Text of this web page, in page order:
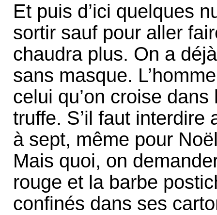
Et puis d’ici quelques
sortir sauf pour aller
chaudra plus. On a
sans masque.
celui qu’on croise
truffe. S’il faut
à sept, même pour
Mais quoi, on
rouge et la barbe
confinés dans ses